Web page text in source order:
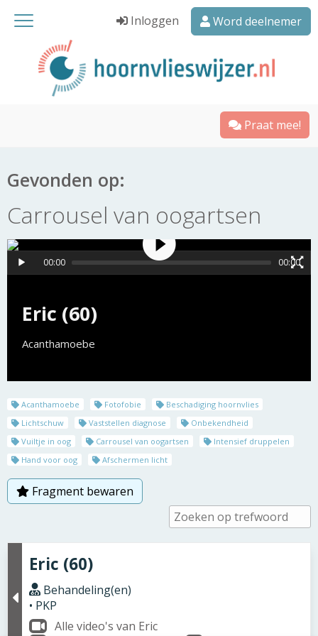
Inloggen Word deelnemer
Praat mee!
Gevonden op:
Carrousel van oogartsen
Eric (60)
Acanthamoebe
00:00 00:00
Acanthamoebe Fotofobie
Beschadiging hoornvlies
Lichtschuw
Vaststellen diagnose
Onbekendheid
Vuiltje in oog
Carrousel van oogartsen
Intensief druppelen
Hand voor oog
Afschermen licht
Fragment bewaren
Eric (60)
Behandeling(en)
• PKP
Alle video's van Eric